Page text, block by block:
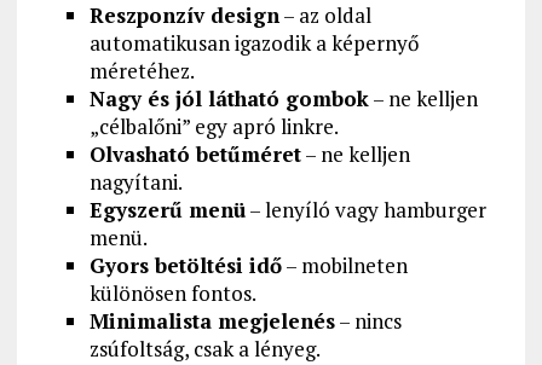
Reszponzív design– az oldal
automatikusan igazodik a képernyő
méretéhez.
Nagy és jól látható gombok– ne kelljen
„célbalőni” egy apró linkre.
Olvasható betűméret– ne kelljen
nagyítani.
Egyszerű menü– lenyíló vagy hamburger
menü.
Gyors betöltési idő– mobilneten
különösen fontos.
Minimalista megjelenés– nincs
zsúfoltság, csak a lényeg.